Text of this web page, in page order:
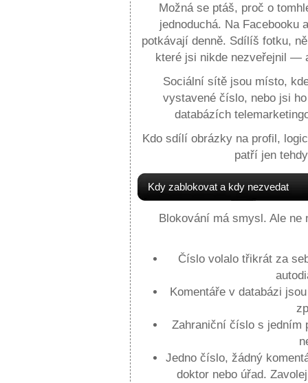
Možná se ptáš, proč o
jednoduchá. Na
potkávají denně. Sdílíš fotku,
které jsi nikde nezveřejnil —
Sociální sítě jsou místo,
vystavené číslo, nebo jsi
databázích
Kdo sdílí obrázky na profil,
patří jen
Kdy zablokovat a kdy nezvedat
Blokování má smysl. Ale ne
Číslo volalo třikrát za
Komentáře v databázi
Zahraniční číslo s jedním
Jedno číslo, žádný
doktor nebo úřad.